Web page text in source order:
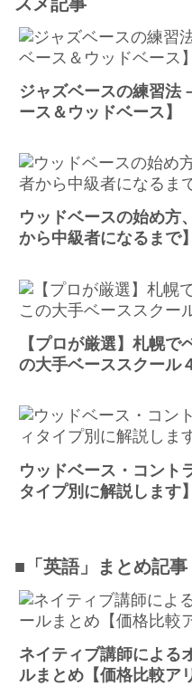
ジャズベースの練習法
ース＆ウッドベース】
ウッドベースの始め方
から中級者になるまで】
【プロが厳選】札幌で
の大手ベーススクール
ウッドベース・コント
タイプ別に解説します】
■「英語」まとめ記
ネイティブ講師による
ルまとめ【価格比較ア